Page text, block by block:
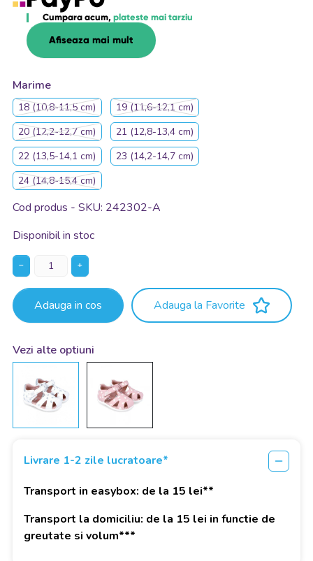
Cumpara acum, plateste mai tarziu
Afiseaza mai mult
Marime
18 (10,8-11,5 cm)
19 (11,6-12,1 cm)
20 (12,2-12,7 cm)
21 (12,8-13,4 cm)
22 (13,5-14,1 cm)
23 (14,2-14,7 cm)
24 (14,8-15,4 cm)
Cod produs - SKU 242302-A
Disponibil in stoc
− +
Adauga in cos Adauga la Favorite
Vezi alte optiuni
Livrare 1-2 zile lucratoare*
Transport in easybox: de la 15 lei**
Transport la domiciliu: de la 15 lei in functie de
greutate si volum***